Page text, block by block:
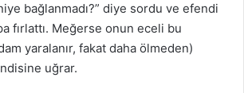
bağlanmadı?” diye sordu ve efendi
fırlattı. Meğerse onun eceli bu
yaralanır, fakat daha ölmeden)
uğrar.